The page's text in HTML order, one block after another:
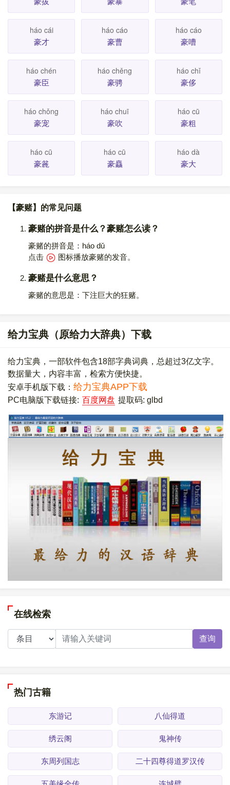
háo cái
豪才
háo cáo
豪曹
háo cáo
豪嘈
háo chén
豪臣
háo chěng
豪骋
háo chǐ
豪侈
háo chǒng
豪宠
háo chuī
豪吹
háo cū
豪粗
háo cū
豪麄
háo cū
豪麤
háo dà
豪大
【豪赌】的常见问题
豪赌的拼音是什么？豪赌怎么读？
豪赌的拼音是：háo dǔ
点击
图标播放豪赌的发音。
豪赌是什么意思？
豪赌的意思是：下注巨大的狂赌。
给力宝典（原给力大辞典）下载
给力宝典，一部软件包含18部字典词典，总超过3亿文字。
数据量大，内容丰富，检索方便快捷。
安卓手机版下载： 给力宝典APP下载
PC电脑版下载链接: 百度网盘 提取码: glbd
在线检索
查询
热门古籍
东游记 八仙得道
绣云阁 鬼神传
东周列国志 二十四尊得道罗汉传